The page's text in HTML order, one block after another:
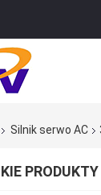
Silnik serwo AC
PRODUKTY